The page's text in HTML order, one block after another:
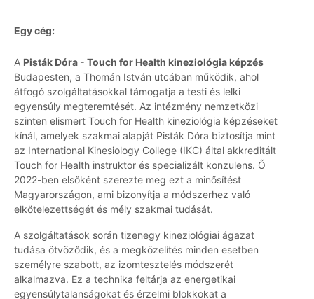
Egy cég:
A Pisták Dóra - Touch for Health kineziológia képzés
Budapesten, a Thomán István utcában működik, ahol
átfogó szolgáltatásokkal támogatja a testi és lelki
egyensúly megteremtését. Az intézmény nemzetközi
szinten elismert Touch for Health kineziológia képzéseket
kínál, amelyek szakmai alapját Pisták Dóra biztosítja mint
az International Kinesiology College (IKC) által akkreditált
Touch for Health instruktor és specializált konzulens. Ő
2022-ben elsőként szerezte meg ezt a minősítést
Magyarországon, ami bizonyítja a módszerhez való
elkötelezettségét és mély szakmai tudását.
A szolgáltatások során tizenegy kineziológiai ágazat
tudása ötvöződik, és a megközelítés minden esetben
személyre szabott, az izomtesztelés módszerét
alkalmazva. Ez a technika feltárja az energetikai
egyensúlytalanságokat és érzelmi blokkokat a